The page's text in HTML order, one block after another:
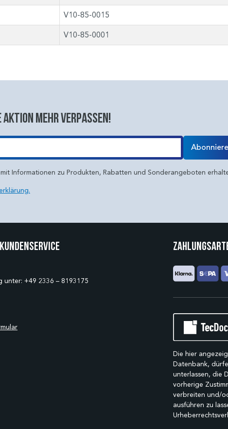
V10-85-0015
V10-85-0001
aktion mehr verpassen!
Informationen zu Produkten, Rabatten und Sonderangeboten
unter: +49 2336 – 8193175
Die hier
Datenbank,
unterlassen, die
vorherige
verbreiten und/
ausführen zu